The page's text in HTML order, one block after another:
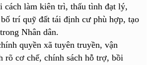
cách làm kiên trì, thấu tình đạt lý,
trí quỹ đất tái định cư phù hợp, tạo
Nhân dân.
quyền xã tuyên truyền, vận
rõ cơ chế, chính sách hỗ trợ, bồi